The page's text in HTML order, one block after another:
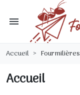
menu
Accueil Fourmilières
Accueil